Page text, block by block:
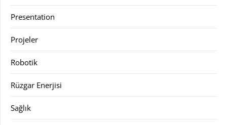
Presentation
Projeler
Robotik
Rüzgar Enerjisi
Sağlık